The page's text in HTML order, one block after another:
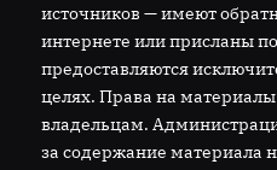
источников — имеют
интернете или присланы
предоставляются
целях. Права на
владельцам.
за содержание материала